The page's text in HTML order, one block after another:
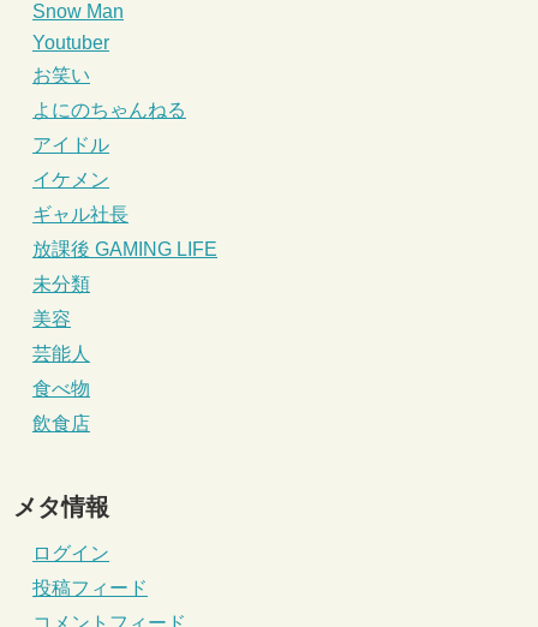
Snow Man
Youtuber
お笑い
よにのちゃんねる
アイドル
イケメン
ギャル社長
放課後 GAMING LIFE
未分類
美容
芸能人
食べ物
飲食店
メタ情報
ログイン
投稿フィード